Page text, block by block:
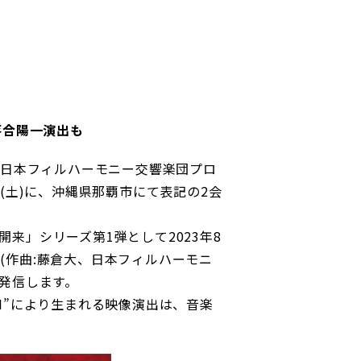
陽一演出も
本フィルハーモニー交響楽団プロ
)に、沖縄県那覇市にて表記の2会
来」シリーズ第1弾として2023年8
曲:藤倉大、日本フィルハーモニ
します。
により生まれる映像演出は、音楽